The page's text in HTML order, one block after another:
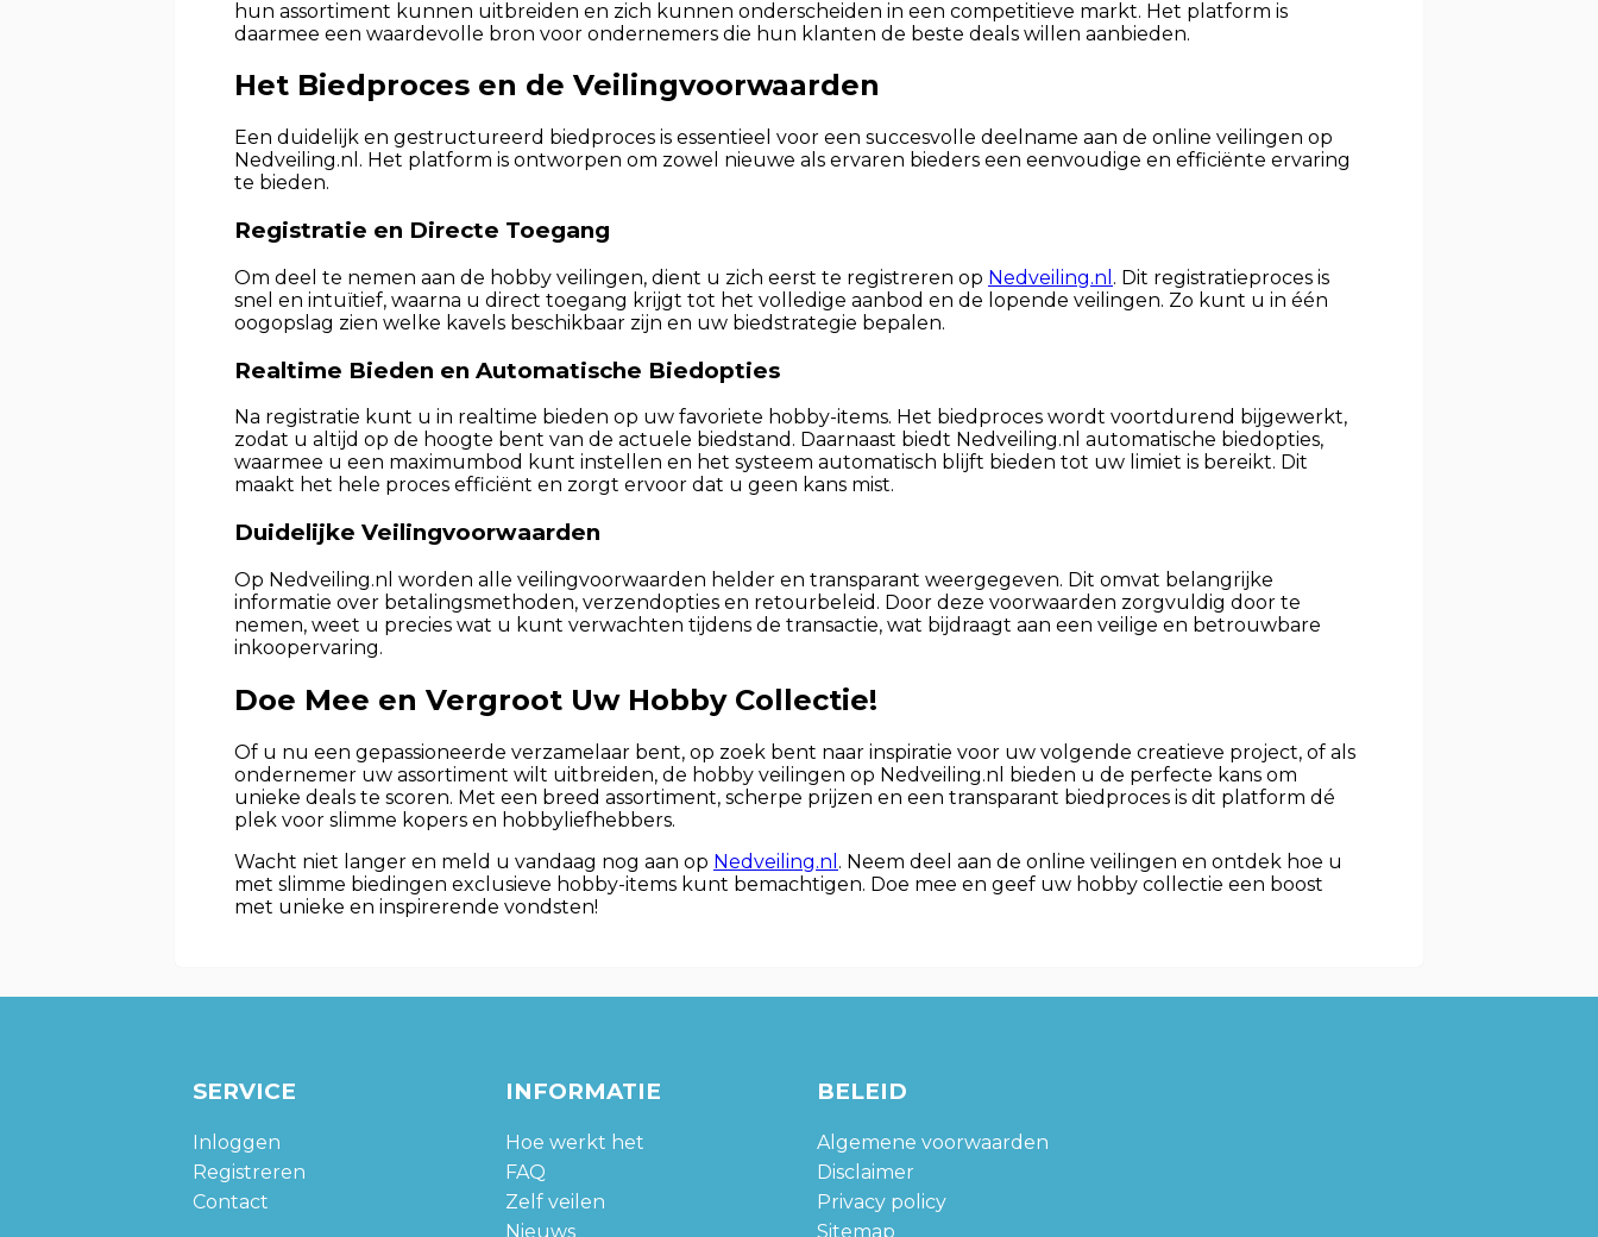
hun assortiment kunnen uitbreiden en zich kunnen onderscheiden in een competitieve markt. Het platform is
daarmee een waardevolle bron voor ondernemers die hun klanten de beste deals willen aanbieden.
Het Biedproces en de Veilingvoorwaarden
Een duidelijk en gestructureerd biedproces is essentieel voor een succesvolle deelname aan de online veilingen op
Nedveiling.nl. Het platform is ontworpen om zowel nieuwe als ervaren bieders een eenvoudige en efficiënte ervaring
te bieden.
Registratie en Directe Toegang
Om deel te nemen aan de hobby veilingen, dient u zich eerst te registreren op Nedveiling.nl . Dit registratieproces is
snel en intuïtief, waarna u direct toegang krijgt tot het volledige aanbod en de lopende veilingen. Zo kunt u in één
oogopslag zien welke kavels beschikbaar zijn en uw biedstrategie bepalen.
Realtime Bieden en Automatische Biedopties
Na registratie kunt u in realtime bieden op uw favoriete hobby-items. Het biedproces wordt voortdurend bijgewerkt,
zodat u altijd op de hoogte bent van de actuele biedstand. Daarnaast biedt Nedveiling.nl automatische biedopties,
waarmee u een maximumbod kunt instellen en het systeem automatisch blijft bieden tot uw limiet is bereikt. Dit
maakt het hele proces efficiënt en zorgt ervoor dat u geen kans mist.
Duidelijke Veilingvoorwaarden
Op Nedveiling.nl worden alle veilingvoorwaarden helder en transparant weergegeven. Dit omvat belangrijke
informatie over betalingsmethoden, verzendopties en retourbeleid. Door deze voorwaarden zorgvuldig door te
nemen, weet u precies wat u kunt verwachten tijdens de transactie, wat bijdraagt aan een veilige en betrouwbare
inkoopervaring.
Doe Mee en Vergroot Uw Hobby Collectie!
Of u nu een gepassioneerde verzamelaar bent, op zoek bent naar inspiratie voor uw volgende creatieve project, of als
ondernemer uw assortiment wilt uitbreiden, de hobby veilingen op Nedveiling.nl bieden u de perfecte kans om
unieke deals te scoren. Met een breed assortiment, scherpe prijzen en een transparant biedproces is dit platform dé
plek voor slimme kopers en hobbyliefhebbers.
Wacht niet langer en meld u vandaag nog aan op Nedveiling.nl . Neem deel aan de online veilingen en ontdek hoe u
met slimme biedingen exclusieve hobby-items kunt bemachtigen. Doe mee en geef uw hobby collectie een boost
met unieke en inspirerende vondsten!
SERVICE
Inloggen
Registreren
Contact
INFORMATIE
Hoe werkt het
FAQ
Zelf veilen
Nieuws
BELEID
Algemene voorwaarden
Disclaimer
Privacy policy
Sitemap